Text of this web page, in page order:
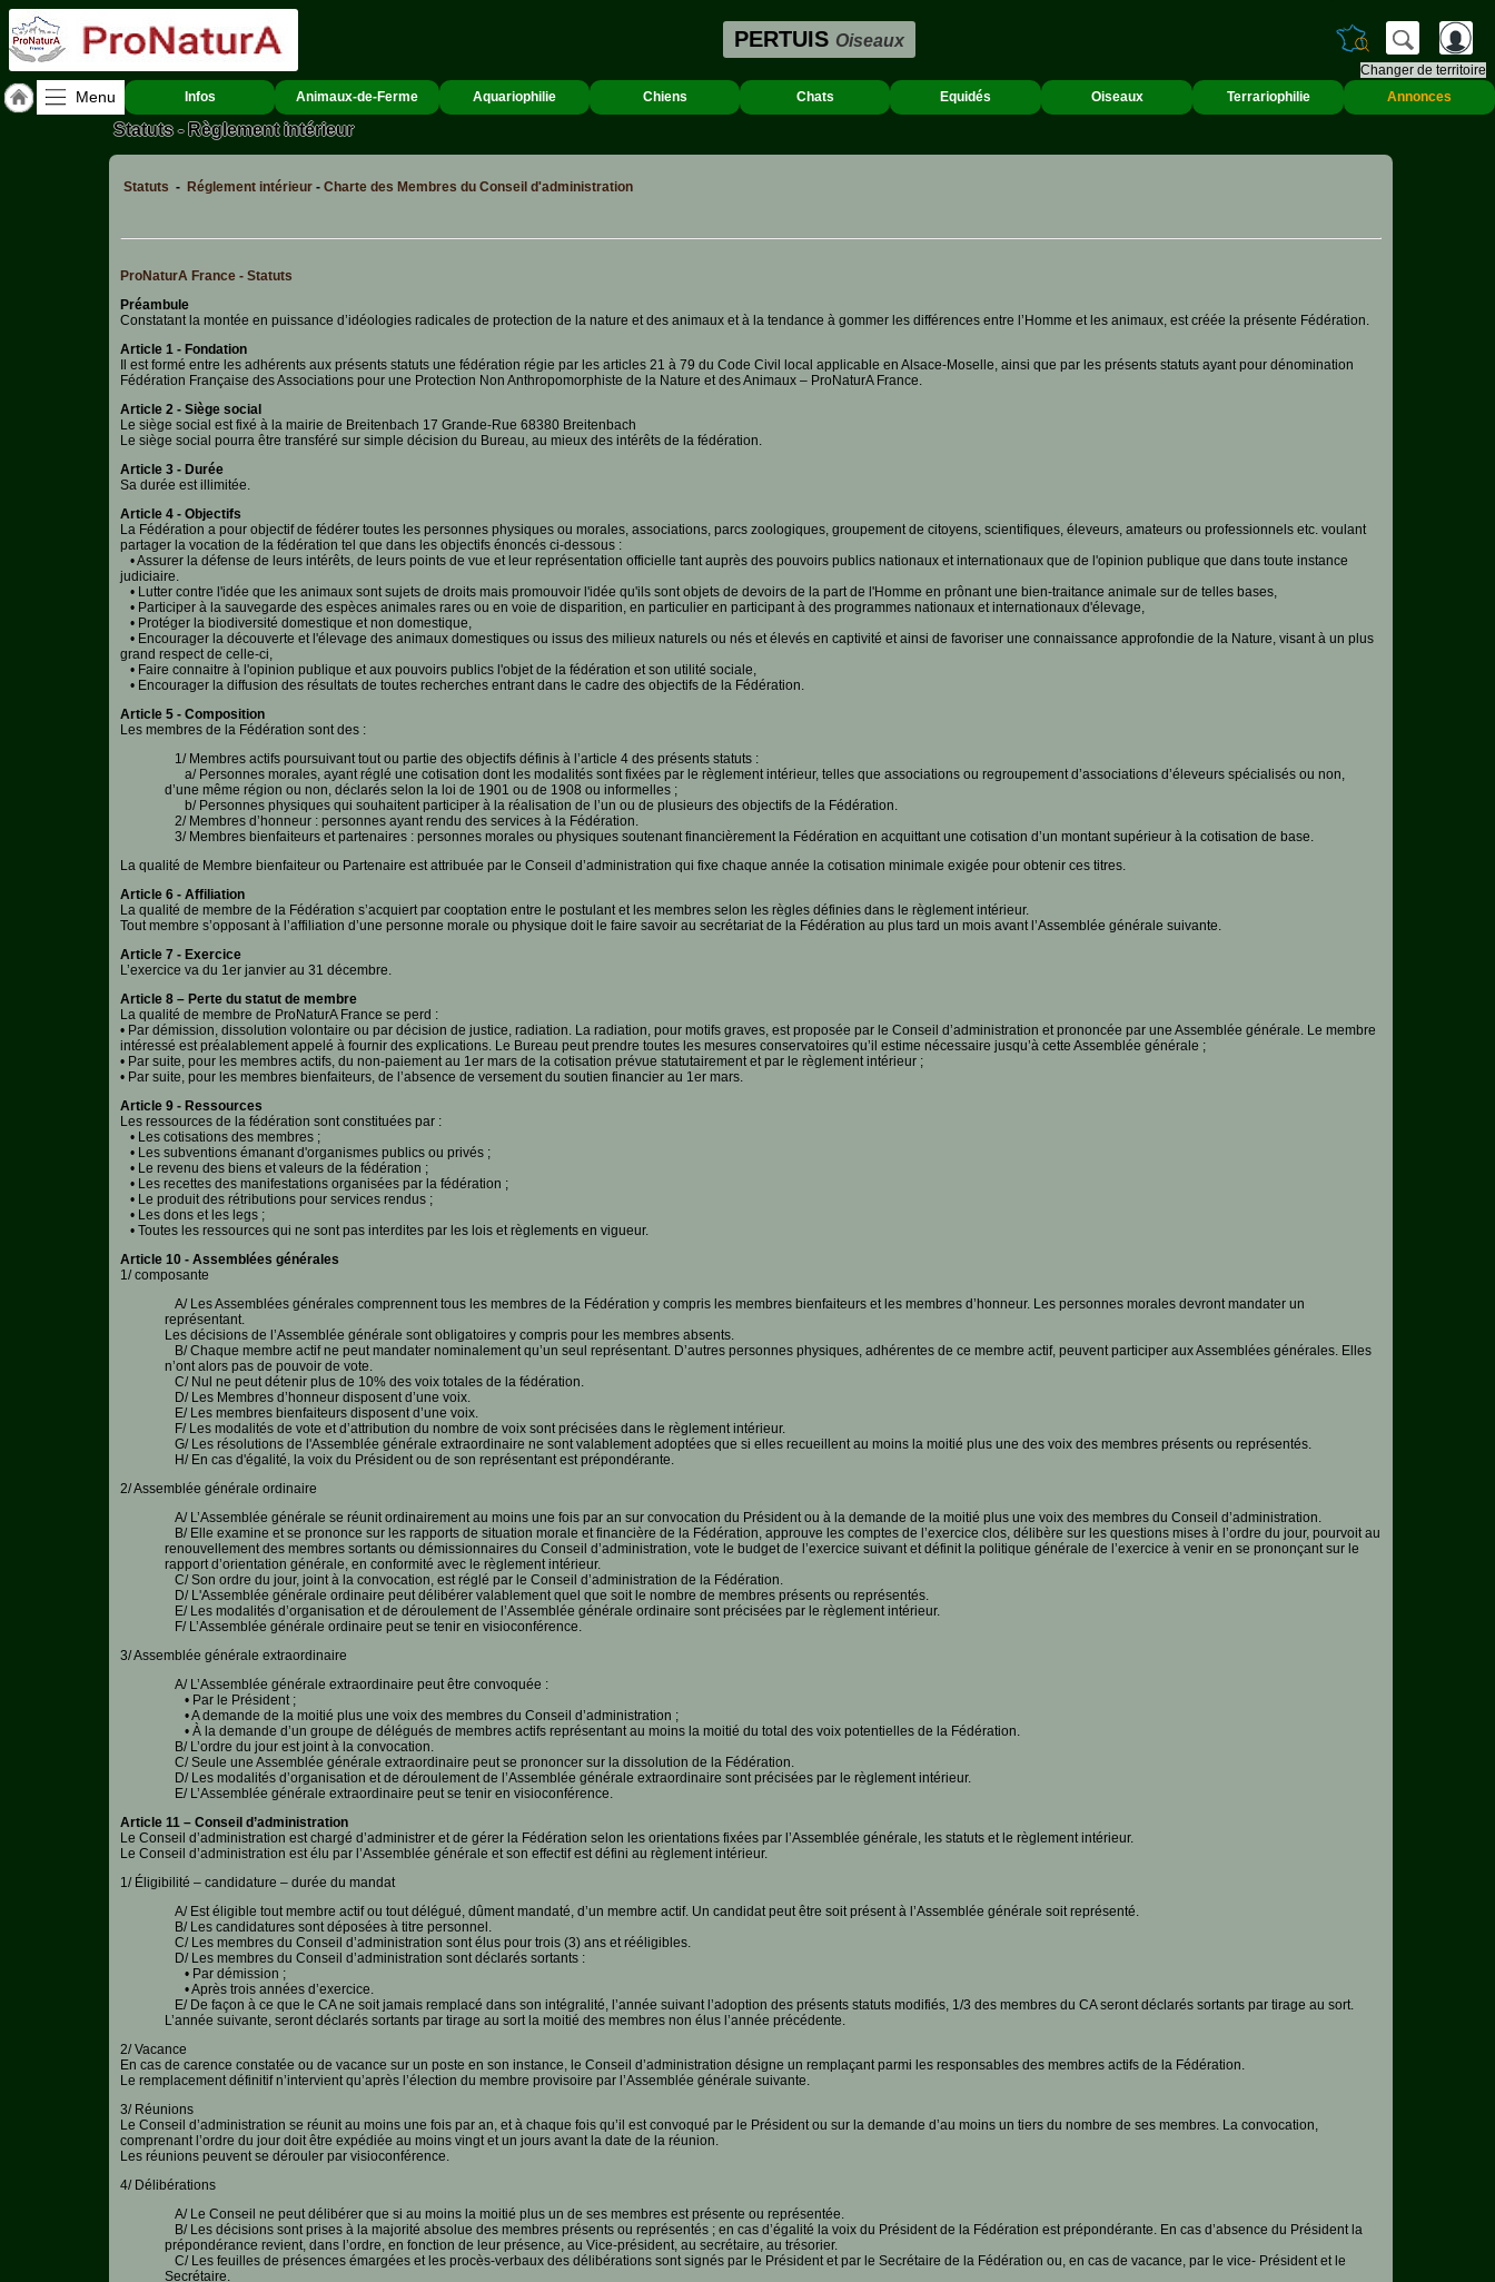
PERTUIS Oiseaux
Changer de territoire
Menu Infos Animaux-de-Ferme Aquariophilie Chiens Chats Equidés Oiseaux Terrariophilie Annonces
Statuts - Règlement intérieur
Statuts - Réglement intérieur - Charte des Membres du Conseil d'administration
ProNaturA France - Statuts
Préambule
Constatant la montée en puissance d’idéologies radicales de protection de la nature et des animaux et à la tendance à gommer les différences entre l’Homme et les animaux, est créée la présente Fédération.
Article 1 - Fondation
Il est formé entre les adhérents aux présents statuts une fédération régie par les articles 21 à 79 du Code Civil local applicable en Alsace-Moselle, ainsi que par les présents statuts ayant pour dénomination
Fédération Française des Associations pour une Protection Non Anthropomorphiste de la Nature et des Animaux – ProNaturA France.
Article 2 - Siège social
Le siège social est fixé à la mairie de Breitenbach 17 Grande-Rue 68380 Breitenbach
Le siège social pourra être transféré sur simple décision du Bureau, au mieux des intérêts de la fédération.
Article 3 - Durée
Sa durée est illimitée.
Article 4 - Objectifs
La Fédération a pour objectif de fédérer toutes les personnes physiques ou morales, associations, parcs zoologiques, groupement de citoyens, scientifiques, éleveurs, amateurs ou professionnels etc. voulant
partager la vocation de la fédération tel que dans les objectifs énoncés ci-dessous :
• Assurer la défense de leurs intérêts, de leurs points de vue et leur représentation officielle tant auprès des pouvoirs publics nationaux et internationaux que de l'opinion publique que dans toute instance
judiciaire.
• Lutter contre l'idée que les animaux sont sujets de droits mais promouvoir l'idée qu'ils sont objets de devoirs de la part de l'Homme en prônant une bien-traitance animale sur de telles bases,
• Participer à la sauvegarde des espèces animales rares ou en voie de disparition, en particulier en participant à des programmes nationaux et internationaux d'élevage,
• Protéger la biodiversité domestique et non domestique,
• Encourager la découverte et l'élevage des animaux domestiques ou issus des milieux naturels ou nés et élevés en captivité et ainsi de favoriser une connaissance approfondie de la Nature, visant à un plus
grand respect de celle-ci,
• Faire connaitre à l'opinion publique et aux pouvoirs publics l'objet de la fédération et son utilité sociale,
• Encourager la diffusion des résultats de toutes recherches entrant dans le cadre des objectifs de la Fédération.
Article 5 - Composition
Les membres de la Fédération sont des :
1/ Membres actifs poursuivant tout ou partie des objectifs définis à l’article 4 des présents statuts :
a/ Personnes morales, ayant réglé une cotisation dont les modalités sont fixées par le règlement intérieur, telles que associations ou regroupement d’associations d’éleveurs spécialisés ou non,
d’une même région ou non, déclarés selon la loi de 1901 ou de 1908 ou informelles ;
b/ Personnes physiques qui souhaitent participer à la réalisation de l’un ou de plusieurs des objectifs de la Fédération.
2/ Membres d’honneur : personnes ayant rendu des services à la Fédération.
3/ Membres bienfaiteurs et partenaires : personnes morales ou physiques soutenant financièrement la Fédération en acquittant une cotisation d’un montant supérieur à la cotisation de base.
La qualité de Membre bienfaiteur ou Partenaire est attribuée par le Conseil d’administration qui fixe chaque année la cotisation minimale exigée pour obtenir ces titres.
Article 6 - Affiliation
La qualité de membre de la Fédération s’acquiert par cooptation entre le postulant et les membres selon les règles définies dans le règlement intérieur.
Tout membre s’opposant à l’affiliation d’une personne morale ou physique doit le faire savoir au secrétariat de la Fédération au plus tard un mois avant l’Assemblée générale suivante.
Article 7 - Exercice
L’exercice va du 1er janvier au 31 décembre.
Article 8 – Perte du statut de membre
La qualité de membre de ProNaturA France se perd :
• Par démission, dissolution volontaire ou par décision de justice, radiation. La radiation, pour motifs graves, est proposée par le Conseil d’administration et prononcée par une Assemblée générale. Le membre
intéressé est préalablement appelé à fournir des explications. Le Bureau peut prendre toutes les mesures conservatoires qu’il estime nécessaire jusqu’à cette Assemblée générale ;
• Par suite, pour les membres actifs, du non-paiement au 1er mars de la cotisation prévue statutairement et par le règlement intérieur ;
• Par suite, pour les membres bienfaiteurs, de l’absence de versement du soutien financier au 1er mars.
Article 9 - Ressources
Les ressources de la fédération sont constituées par :
• Les cotisations des membres ;
• Les subventions émanant d'organismes publics ou privés ;
• Le revenu des biens et valeurs de la fédération ;
• Les recettes des manifestations organisées par la fédération ;
• Le produit des rétributions pour services rendus ;
• Les dons et les legs ;
• Toutes les ressources qui ne sont pas interdites par les lois et règlements en vigueur.
Article 10 - Assemblées générales
1/ composante
A/ Les Assemblées générales comprennent tous les membres de la Fédération y compris les membres bienfaiteurs et les membres d’honneur. Les personnes morales devront mandater un
représentant.
Les décisions de l’Assemblée générale sont obligatoires y compris pour les membres absents.
B/ Chaque membre actif ne peut mandater nominalement qu’un seul représentant. D’autres personnes physiques, adhérentes de ce membre actif, peuvent participer aux Assemblées générales. Elles
n’ont alors pas de pouvoir de vote.
C/ Nul ne peut détenir plus de 10% des voix totales de la fédération.
D/ Les Membres d’honneur disposent d’une voix.
E/ Les membres bienfaiteurs disposent d’une voix.
F/ Les modalités de vote et d’attribution du nombre de voix sont précisées dans le règlement intérieur.
G/ Les résolutions de l'Assemblée générale extraordinaire ne sont valablement adoptées que si elles recueillent au moins la moitié plus une des voix des membres présents ou représentés.
H/ En cas d'égalité, la voix du Président ou de son représentant est prépondérante.
2/ Assemblée générale ordinaire
A/ L’Assemblée générale se réunit ordinairement au moins une fois par an sur convocation du Président ou à la demande de la moitié plus une voix des membres du Conseil d’administration.
B/ Elle examine et se prononce sur les rapports de situation morale et financière de la Fédération, approuve les comptes de l’exercice clos, délibère sur les questions mises à l’ordre du jour, pourvoit au
renouvellement des membres sortants ou démissionnaires du Conseil d’administration, vote le budget de l’exercice suivant et définit la politique générale de l’exercice à venir en se prononçant sur le
rapport d’orientation générale, en conformité avec le règlement intérieur.
C/ Son ordre du jour, joint à la convocation, est réglé par le Conseil d’administration de la Fédération.
D/ L'Assemblée générale ordinaire peut délibérer valablement quel que soit le nombre de membres présents ou représentés.
E/ Les modalités d’organisation et de déroulement de l’Assemblée générale ordinaire sont précisées par le règlement intérieur.
F/ L’Assemblée générale ordinaire peut se tenir en visioconférence.
3/ Assemblée générale extraordinaire
A/ L’Assemblée générale extraordinaire peut être convoquée :
• Par le Président ;
• A demande de la moitié plus une voix des membres du Conseil d’administration ;
• À la demande d’un groupe de délégués de membres actifs représentant au moins la moitié du total des voix potentielles de la Fédération.
B/ L’ordre du jour est joint à la convocation.
C/ Seule une Assemblée générale extraordinaire peut se prononcer sur la dissolution de la Fédération.
D/ Les modalités d’organisation et de déroulement de l’Assemblée générale extraordinaire sont précisées par le règlement intérieur.
E/ L’Assemblée générale extraordinaire peut se tenir en visioconférence.
Article 11 – Conseil d’administration
Le Conseil d’administration est chargé d’administrer et de gérer la Fédération selon les orientations fixées par l’Assemblée générale, les statuts et le règlement intérieur.
Le Conseil d’administration est élu par l’Assemblée générale et son effectif est défini au règlement intérieur.
1/ Éligibilité – candidature – durée du mandat
A/ Est éligible tout membre actif ou tout délégué, dûment mandaté, d’un membre actif. Un candidat peut être soit présent à l’Assemblée générale soit représenté.
B/ Les candidatures sont déposées à titre personnel.
C/ Les membres du Conseil d’administration sont élus pour trois (3) ans et rééligibles.
D/ Les membres du Conseil d’administration sont déclarés sortants :
• Par démission ;
• Après trois années d’exercice.
E/ De façon à ce que le CA ne soit jamais remplacé dans son intégralité, l’année suivant l’adoption des présents statuts modifiés, 1/3 des membres du CA seront déclarés sortants par tirage au sort.
L’année suivante, seront déclarés sortants par tirage au sort la moitié des membres non élus l’année précédente.
2/ Vacance
En cas de carence constatée ou de vacance sur un poste en son instance, le Conseil d’administration désigne un remplaçant parmi les responsables des membres actifs de la Fédération.
Le remplacement définitif n’intervient qu’après l’élection du membre provisoire par l’Assemblée générale suivante.
3/ Réunions
Le Conseil d’administration se réunit au moins une fois par an, et à chaque fois qu’il est convoqué par le Président ou sur la demande d’au moins un tiers du nombre de ses membres. La convocation,
comprenant l’ordre du jour doit être expédiée au moins vingt et un jours avant la date de la réunion.
Les réunions peuvent se dérouler par visioconférence.
4/ Délibérations
A/ Le Conseil ne peut délibérer que si au moins la moitié plus un de ses membres est présente ou représentée.
B/ Les décisions sont prises à la majorité absolue des membres présents ou représentés ; en cas d’égalité la voix du Président de la Fédération est prépondérante. En cas d’absence du Président la
prépondérance revient, dans l’ordre, en fonction de leur présence, au Vice-président, au secrétaire, au trésorier.
C/ Les feuilles de présences émargées et les procès-verbaux des délibérations sont signés par le Président et par le Secrétaire de la Fédération ou, en cas de vacance, par le vice- Président et le
Secrétaire.